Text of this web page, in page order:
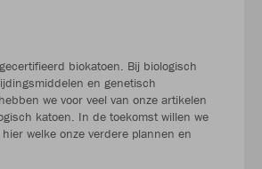
biokatoen. Bij biologisch
en genetisch
we voor veel van onze artikelen
katoen. In de toekomst willen we
welke onze verdere plannen en